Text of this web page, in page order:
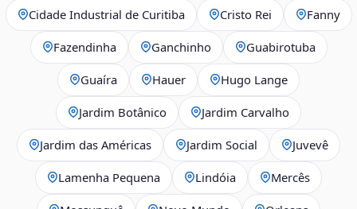
Cidade Industrial de Curitiba Cristo Rei Fanny
Fazendinha Ganchinho Guabirotuba
Guaíra Hauer Hugo Lange
Jardim Botânico Jardim Carvalho
Jardim das Américas Jardim Social Juvevê
Lamenha Pequena Lindóia Mercês